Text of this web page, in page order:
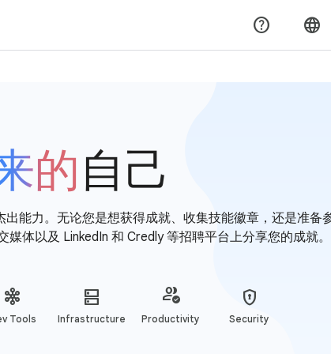
的自己
能力。无论您是想获得成就、收集技能徽章，还是准备
体以及 LinkedIn 和 Credly 等招聘平台上分享您的成就。
Tools Infrastructure Productivity Security